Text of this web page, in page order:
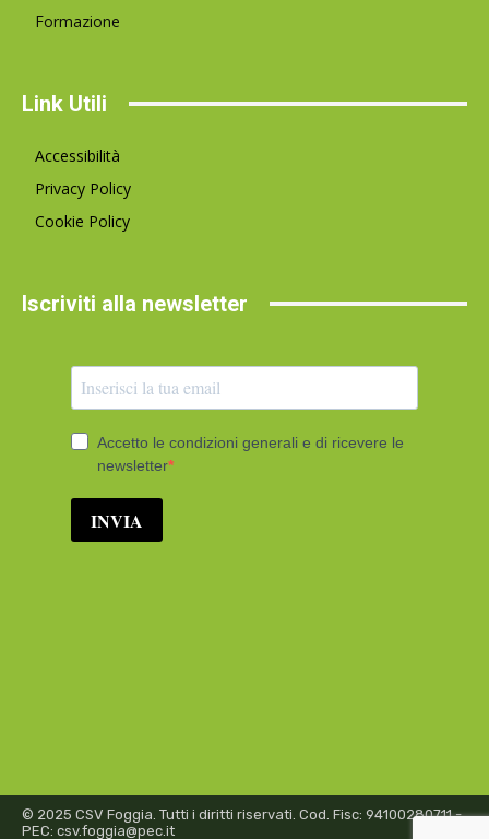
Formazione
Link Utili
Accessibilità
Privacy Policy
Cookie Policy
Iscriviti alla newsletter
© 2025 CSV Foggia. Tutti i diritti riservati. Cod. Fisc: 94100280711 -
PEC: csv.foggia@pec.it